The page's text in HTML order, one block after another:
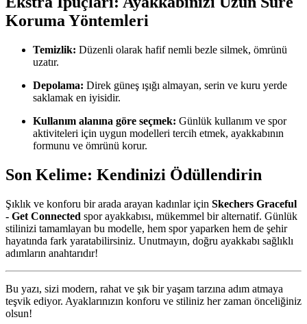
Koruma Yöntemleri
Temizlik: Düzenli olarak hafif nemli bezle silmek, ömrünü
uzatır.
Depolama: Direk güneş ışığı almayan, serin ve kuru yerde
saklamak en iyisidir.
Kullanım alanına göre seçmek: Günlük kullanım ve spor
aktiviteleri için uygun modelleri tercih etmek, ayakkabının
formunu ve ömrünü korur.
Son Kelime: Kendinizi Ödüllendirin
Şıklık ve konforu bir arada arayan kadınlar için Skechers Graceful
- Get Connected spor ayakkabısı, mükemmel bir alternatif. Günlük
stilinizi tamamlayan bu modelle, hem spor yaparken hem de şehir
hayatında fark yaratabilirsiniz. Unutmayın, doğru ayakkabı sağlıklı
adımların anahtarıdır!
Bu yazı, sizi modern, rahat ve şık bir yaşam tarzına adım atmaya
teşvik ediyor. Ayaklarınızın konforu ve stiliniz her zaman önceliğiniz
olsun!